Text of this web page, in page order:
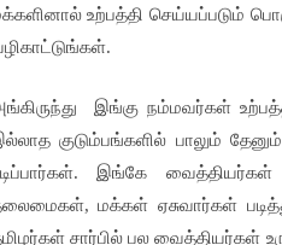
உற்பத்தி செய்யப்படும்
.
இங்கு நம்மவர்கள்
குடும்பங்களில் பாலும் தேனும்
. இங்கே வைத்தியர்கள்
,மக்கள் ஏசுவார்கள்
சார்பில் பல வைத்தியர்கள்